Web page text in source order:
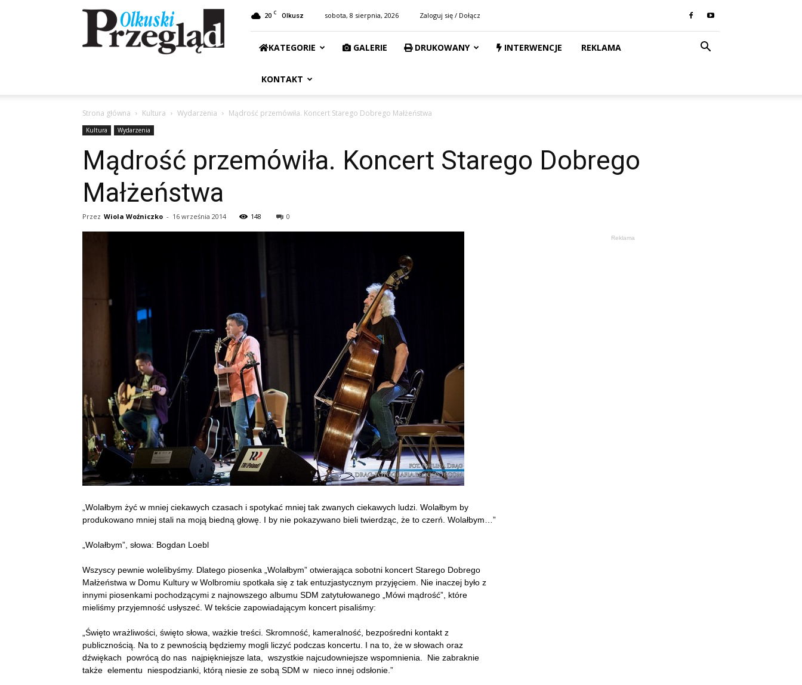
Przegląd
Olkuski
20 C Olkusz sobota, 8 sierpnia, 2026 Zaloguj się / Dołącz
KATEGORIE GALERIE DRUKOWANY INTERWENCJE REKLAMA
KONTAKT
Strona główna Kultura Wydarzenia Mądrość przemówiła. Koncert Starego Dobrego Małżeństwa
Kultura Wydarzenia
Mądrość przemówiła. Koncert Starego Dobrego
Małżeństwa
Przez Wiola Woźniczko - 16 września 2014 148 0
„Wolałbym żyć w mniej ciekawych czasach i spotykać mniej tak zwanych ciekawych ludzi. Wolałbym by
produkowano mniej stali na moją biedną głowę. I by nie pokazywano bieli twierdząc, że to czerń. Wolałbym…”
„Wolałbym”, słowa: Bogdan Loebl
Wszyscy pewnie wolelibyśmy. Dlatego piosenka „Wolałbym” otwierająca sobotni koncert Starego Dobrego
Małżeństwa w Domu Kultury w Wolbromiu spotkała się z tak entuzjastycznym przyjęciem. Nie inaczej było z
innymi piosenkami pochodzącymi z najnowszego albumu SDM zatytułowanego „Mówi mądrość”, które
mieliśmy przyjemność usłyszeć. W tekście zapowiadającym koncert pisaliśmy:
„Święto wrażliwości, święto słowa, ważkie treści. Skromność, kameralność, bezpośredni kontakt z
publicznością. Na to z pewnością będziemy mogli liczyć podczas koncertu. I na to, że w słowach oraz
dźwiękach powrócą do nas najpiękniejsze lata, wszystkie najcudowniejsze wspomnienia. Nie zabraknie
także elementu niespodzianki, którą niesie ze sobą SDM w nieco innej odsłonie.”
Reklama